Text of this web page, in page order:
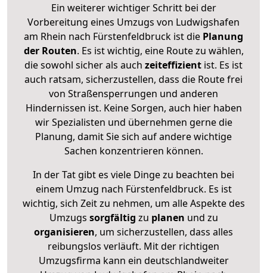
Ein weiterer wichtiger Schritt bei der
Vorbereitung eines Umzugs von Ludwigshafen
am Rhein nach Fürstenfeldbruck ist die Planung
der Routen. Es ist wichtig, eine Route zu wählen,
die sowohl sicher als auch zeiteffizient ist. Es ist
auch ratsam, sicherzustellen, dass die Route frei
von Straßensperrungen und anderen
Hindernissen ist. Keine Sorgen, auch hier haben
wir Spezialisten und übernehmen gerne die
Planung, damit Sie sich auf andere wichtige
Sachen konzentrieren können.
In der Tat gibt es viele Dinge zu beachten bei
einem Umzug nach Fürstenfeldbruck. Es ist
wichtig, sich Zeit zu nehmen, um alle Aspekte des
Umzugs sorgfältig zu planen und zu
organisieren, um sicherzustellen, dass alles
reibungslos verläuft. Mit der richtigen
Umzugsfirma kann ein deutschlandweiter